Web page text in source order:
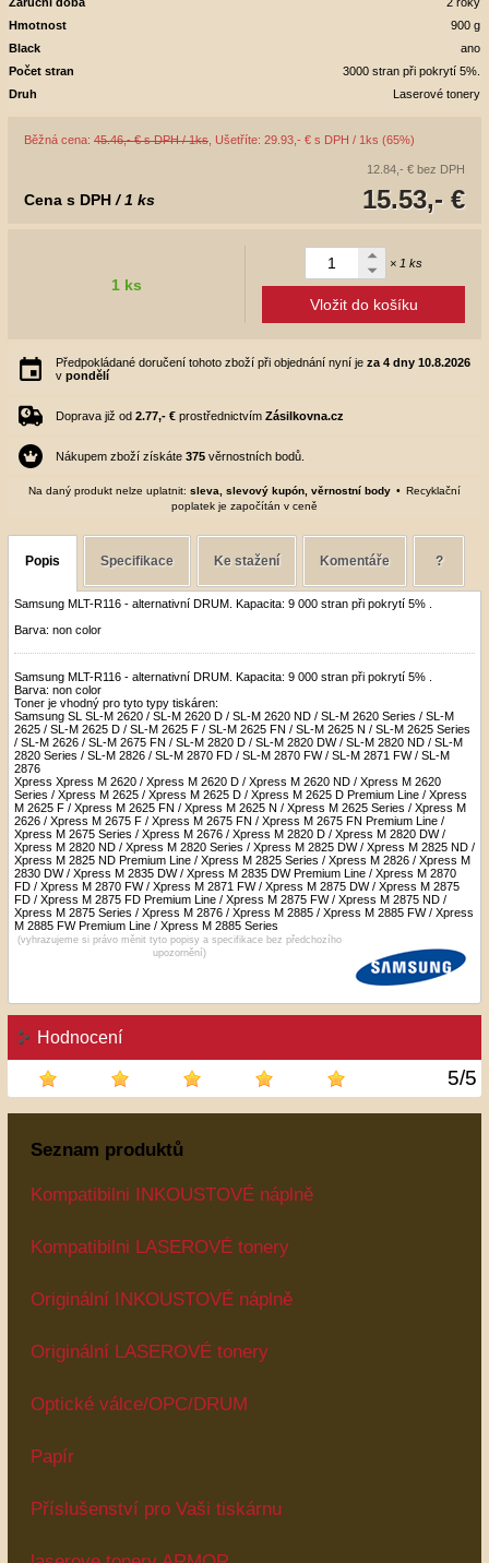
Hodnocení
5/5
Hmotnost
900 g
Black
ano
Počet stran
3000 stran při pokrytí 5%.
Druh
Laserové tonery
Běžná cena: 45.46,- € s DPH / 1ks , Ušetříte: 29.93,- € s DPH / 1ks (65%)
12.84,- € bez DPH
15.53,- €
Cena s DPH/ 1 ks
1 ks
× 1 ks
Vložit do košíku
Předpokládané doručení tohoto zboží při objednání nyní je za 4 dny 10.8.2026
v pondělí
Doprava již od 2.77,- € prostřednictvím Zásilkovna.cz
Nákupem zboží získáte 375 věrnostních bodů.
Na daný produkt nelze uplatnit: sleva, slevový kupón, věrnostní body
Recyklační
poplatek je započítán v ceně
Popis Specifikace Ke stažení Komentáře ?
Samsung MLT-R116 - alternativní DRUM. Kapacita: 9 000 stran při pokrytí 5% .
Barva: non color
Samsung MLT-R116 - alternativní DRUM. Kapacita: 9 000 stran při pokrytí 5% .
Barva: non color
Toner je vhodný pro tyto typy tiskáren:
Samsung SL
SL-M 2620 / SL-M 2620 D / SL-M 2620 ND / SL-M 2620 Series / SL-M
2625 / SL-M 2625 D / SL-M 2625 F / SL-M 2625 FN / SL-M 2625 N / SL-M 2625 Series
/ SL-M 2626 / SL-M 2675 FN / SL-M 2820 D / SL-M 2820 DW / SL-M 2820 ND / SL-M
2820 Series / SL-M 2826 / SL-M 2870 FD / SL-M 2870 FW / SL-M 2871 FW / SL-M
2876
Xpress Xpress M 2620 / Xpress M 2620 D / Xpress M 2620 ND / Xpress M 2620
Series / Xpress M 2625 / Xpress M 2625 D / Xpress M 2625 D Premium Line / Xpress
M 2625 F / Xpress M 2625 FN / Xpress M 2625 N / Xpress M 2625 Series / Xpress M
2626 / Xpress M 2675 F / Xpress M 2675 FN / Xpress M 2675 FN Premium Line /
Xpress M 2675 Series / Xpress M 2676 / Xpress M 2820 D / Xpress M 2820 DW /
Xpress M 2820 ND / Xpress M 2820 Series / Xpress M 2825 DW / Xpress M 2825 ND /
Xpress M 2825 ND Premium Line / Xpress M 2825 Series / Xpress M 2826 / Xpress M
2830 DW / Xpress M 2835 DW / Xpress M 2835 DW Premium Line / Xpress M 2870
FD / Xpress M 2870 FW / Xpress M 2871 FW / Xpress M 2875 DW / Xpress M 2875
FD / Xpress M 2875 FD Premium Line / Xpress M 2875 FW / Xpress M 2875 ND /
Xpress M 2875 Series / Xpress M 2876 / Xpress M 2885 / Xpress M 2885 FW / Xpress
M 2885 FW Premium Line / Xpress M 2885 Series
(vyhrazujeme si právo měnit tyto popisy a specifikace bez předchozího
upozornění)
Seznam produktů
Kompatibilni INKOUSTOVÉ náplně
Kompatibilni LASEROVÉ tonery
Originální INKOUSTOVÉ náplně
Originální LASEROVÉ tonery
Optické válce/OPC/DRUM
Papír
Příslušenství pro Vaši tiskárnu